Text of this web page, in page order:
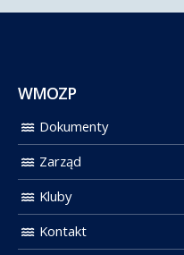
WMOZP
Dokumenty
Zarząd
Kluby
Kontakt